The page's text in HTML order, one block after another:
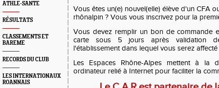
ATHLE-SANTE
RÉSULTATS
CLASSEMENTS ET
BAREME
RECORDS DU CLUB
LES INTERNATIONAUX
ROANNAIS
Vous êtes un(e) nouvel(elle) élève d'un CFA
rhônalpin ? Vous vous inscrivez pour la
Vous devez remplir un bon de commande
carte sous 5 jours après validation
l'établissement dans lequel vous serez
Les Espaces Rhône-Alpes mettent à la
ordinateur relié à Internet pour faciliter la